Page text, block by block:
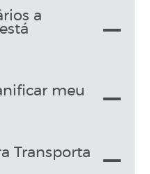
a
meu
Transporta